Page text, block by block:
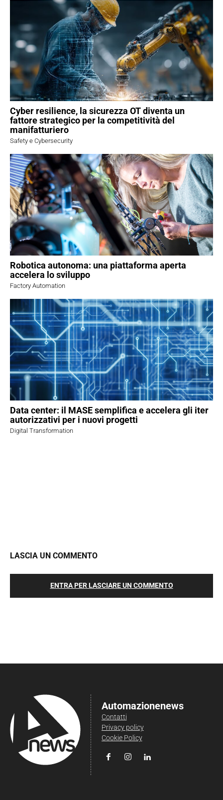
Cyber resilience, la sicurezza OT diventa un
fattore strategico per la competitività del
manifatturiero
Safety e Cybersecurity
Robotica autonoma: una piattaforma aperta
accelera lo sviluppo
Factory Automation
Data center: il MASE semplifica e accelera gli iter
autorizzativi per i nuovi progetti
Digital Transformation
LASCIA UN COMMENTO
ENTRA PER LASCIARE UN COMMENTO
Automazionenews
Contatti
Privacy policy
Cookie Policy